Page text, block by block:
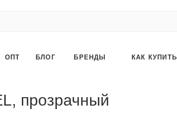
ОПТ БЛОГ БРЕНДЫ КАК КУПИТЬ
прозрачный